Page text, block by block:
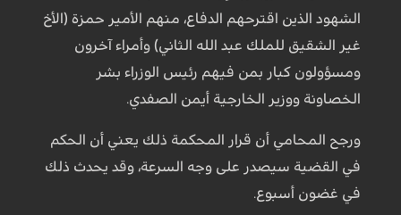
الشهود الذين اقترحهم الدفاع، منهم الأمير حمزة (الأخ
غير الشقيق للملك عبد الله الثاني) وأمراء آخرون
ومسؤولون كبار بمن فيهم رئيس الوزراء بشر
الخصاونة ووزير الخارجية أيمن الصفدي.
ورجح المحامي أن قرار المحكمة ذلك يعني أن الحكم
في القضية سيصدر على وجه السرعة، وقد يحدث ذلك
في غضون أسبوع.